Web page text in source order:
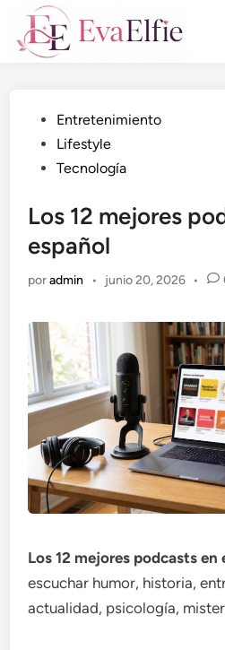
Saltar
contenido
Publicado
en
Entretenimiento
Lifestyle
Tecnología
Los 12 mejores
español
poradmin • junio 20, 2026 •
Los 12 mejores podcasts en
escuchar humor, historia,
actualidad, psicología,